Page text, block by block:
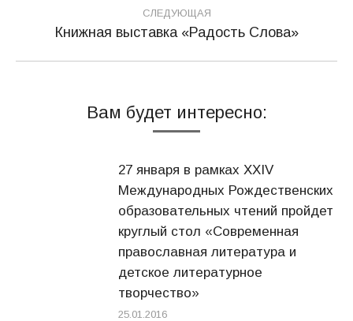
СЛЕДУЮЩАЯ
Следующая
Книжная выставка «Радость Слова»
Вам будет интересно:
27 января в рамках XXIV
Международных Рождественских
образовательных чтений пройдет
круглый стол «Современная
православная литература и
детское литературное
творчество»
25.01.2016